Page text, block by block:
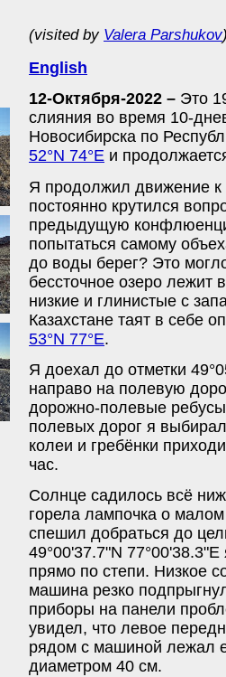
(visited by Valera Parshukov
English
12-Октября-2022 – Это
слияния во время 10-
Новосибирска по
52°N 74°E и
Я продолжил движение к
постоянно крутился
предыдущую
попытаться самому
до воды берег? Это
бессточное озеро лежит
низкие и глинистые с
Казахстане таят в себе
53°N 77°E.
Я доехал до отметки
направо на полевую
дорожно-полевые
полевых дорог я
колеи и гребёнки
час.
Солнце садилось всё
горела лампочка о
спешил добраться до
49°00'37.7"N
прямо по степи. Низкое
машина резко
приборы на панели
увидел, что левое
рядом с машиной лежал
диаметром 40 см.